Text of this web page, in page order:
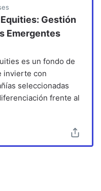
Gestión
Emergentes
es un fondo de
invierte con
seleccionadas
frente al